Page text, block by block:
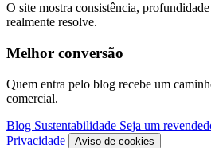
O site mostra consistência,
realmente resolve.
Melhor conversão
Quem entra pelo blog recebe um
comercial.
Blog Sustentabilidade Seja um
Privacidade
Aviso de cookies